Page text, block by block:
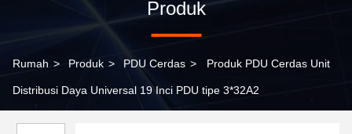
Produk
Rumah > Produk > PDU Cerdas > Produk PDU Cerdas Unit
Distribusi Daya Universal 19 Inci PDU tipe 3*32A2